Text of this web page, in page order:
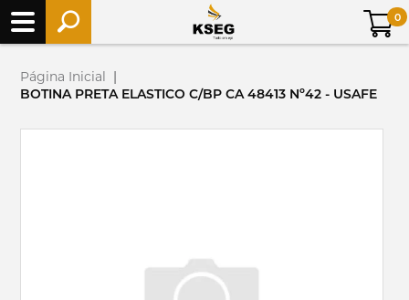
0
Página Inicial |
BOTINA PRETA ELASTICO C/BP CA 48413 Nº42 - USAFE